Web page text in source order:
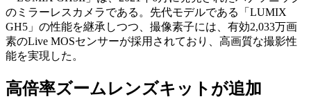
のミラーレスカメラである。先代モデルである「LUMIX
GH5」の性能を継承しつつ、撮像素子には、有効2,033万画
素のLive MOSセンサーが採用されており、高画質な撮影性
能を実現した。
高倍率ズームレンズキットが追加